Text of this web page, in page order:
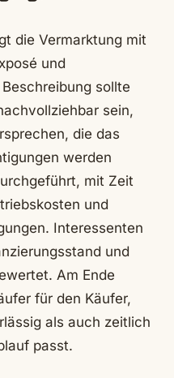
die Vermarktung mit
und
sollte
sein,
die das
werden
mit Zeit
und
Interessenten
und
Am Ende
für den Käufer,
als auch zeitlich
passt.